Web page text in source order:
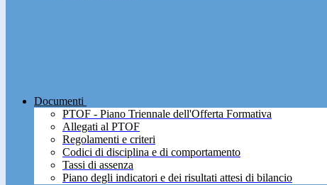
Documenti
PTOF - Piano Triennale dell'Offerta Formativa
Allegati al PTOF
Regolamenti e criteri
Codici di disciplina e di comportamento
Tassi di assenza
Piano degli indicatori e dei risultati attesi di bilancio